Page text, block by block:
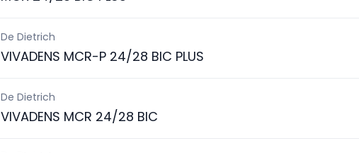
De Dietrich
VIVADENS MCR-P 24/28 BIC PLUS
De Dietrich
VIVADENS MCR 24/28 BIC